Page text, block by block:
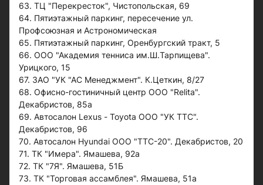
63. ТЦ "Перекресток", Чистопольская, 69
64. Пятиэтажный паркинг, пересечение ул.
Профсоюзная и Астрономическая
65. Пятиэтажный паркинг, Оренбургский тракт, 5
66. ООО "Академия тенниса им.Ш.Тарпищева".
Урицкого, 15
67. ЗАО "УК "АС Менеджмент". К.Цеткин, 8/27
68. Офисно-гостиничный центр ООО "Relita".
Декабристов, 85а
69. Автосалон Lexus - Toyota ООО "УК ТТС".
Декабристов, 96
70. Автосалон Hyundai ООО "ТТС-20". Декабристов, 20
71. ТК "Имера". Ямашева, 92а
72. ТК "7Я". Ямашева, 51Б
73. ТК "Торговая ассамблея". Ямашева, 51а